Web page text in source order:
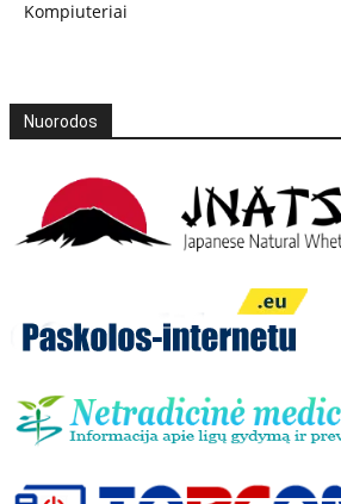
Kompiuteriai
Nuorodos